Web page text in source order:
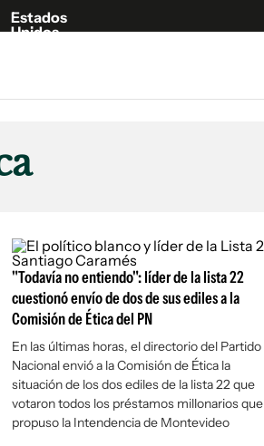
Estados
Unidos
Fúnebres
Publicaciones
Newsletters
Argentina
Estados Unidos
"Todavía no entiendo": líder de la lista 22
cuestionó envío de dos de sus ediles a la
Comisión de Ética del PN
En las últimas horas, el directorio del Partido
Nacional envió a la Comisión de Ética la
situación de los dos ediles de la lista 22 que
votaron todos los préstamos millonarios que
propuso la Intendencia de Montevideo